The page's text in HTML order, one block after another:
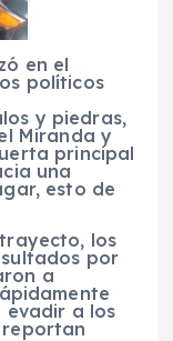
en el
políticos
y piedras,
Miranda y
principal
una
esto de
los
por
a
evadir a los
reportan